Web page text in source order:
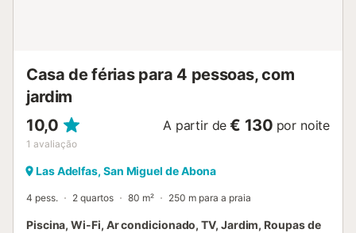
Casa de férias para 4 pessoas, com
jardim
10,0
1 avaliação
A partir de € 130 por noite
Las Adelfas, San Miguel de Abona
4 pess. 2 quartos 80 m² 250 m para a praia
Piscina, Wi-Fi, Ar condicionado, TV, Jardim, Roupas de